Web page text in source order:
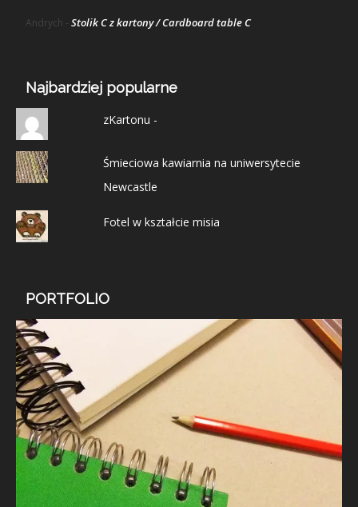
Andrych - Stolik C z kartony / Cardboard table C
Najbardziej popularne
zKartonu -
Śmieciowa kawiarnia na uniwersytecie
Newcastle
Fotel w kształcie misia
PORTFOLIO